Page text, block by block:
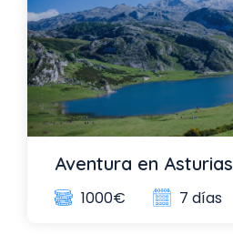
Aventura en Asturias
1000€ 7 días